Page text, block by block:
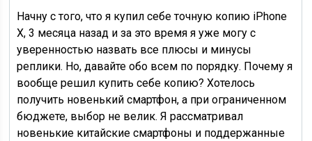
Начну с того, что я купил себе точную копию iPhone
X, 3 месяца назад и за это время я уже могу с
уверенностью назвать все плюсы и минусы
реплики. Но, давайте обо всем по порядку. Почему я
вообще решил купить себе копию? Хотелось
получить новенький смартфон, а при ограниченном
бюджете, выбор не велик. Я рассматривал
новенькие китайские смартфоны и поддержанные